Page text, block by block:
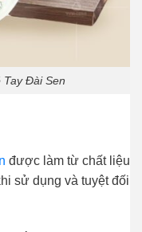
Tay Đài Sen
được làm từ chất liệu
sử dụng và tuyệt đối